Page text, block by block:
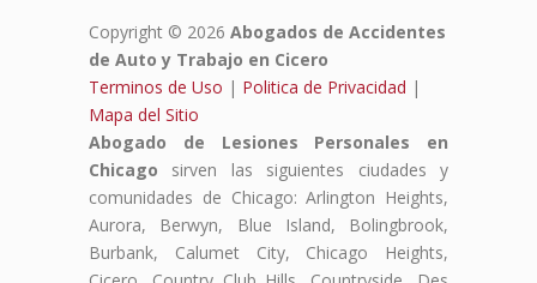
Copyright © 2026 Abogados de Accidentes
de Auto y Trabajo en Cicero
Terminos de Uso | Politica de Privacidad |
Mapa del Sitio
Abogado de Lesiones Personales en
Chicago sirven las siguientes ciudades y
comunidades de Chicago: Arlington Heights,
Aurora, Berwyn, Blue Island, Bolingbrook,
Burbank, Calumet City, Chicago Heights,